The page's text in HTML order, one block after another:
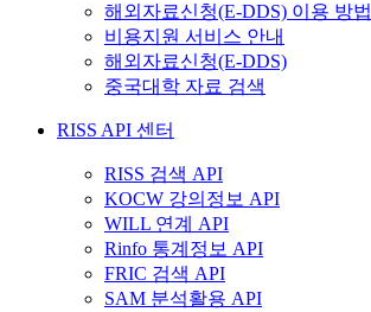
해외자료신청(E-DDS) 이용 방법
비용지원 서비스 안내
해외자료신청(E-DDS)
중국대학 자료 검색
RISS API 센터
RISS 검색 API
KOCW 강의정보 API
WILL 연계 API
Rinfo 통계정보 API
FRIC 검색 API
SAM 분석활용 API